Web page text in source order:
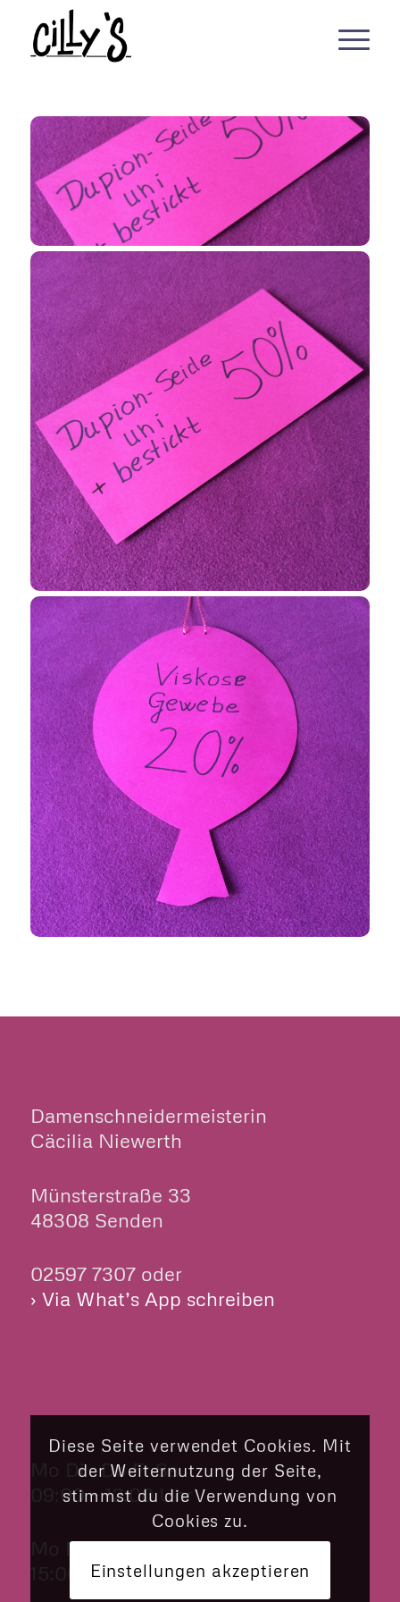
Damenschneidermeisterin
Cäcilia Niewerth
Münsterstraße 33
48308 Senden
02597 7307 oder
› Via What’s App schreiben
ÖFFNUNGSZEITEN
Mo Di Do Fr Sa
09:00 – 12:00 Uhr
Mo Di Do Fr
15:00 – 18:00 Uhr
Diese Seite verwendet Cookies. Mit
der Weiternutzung der Seite,
stimmst du die Verwendung von
Cookies zu.
Einstellungen akzeptieren